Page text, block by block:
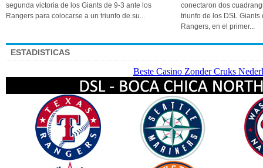
segunda victoria de los Giants de 9-3 ante los
Rangers para colocarse a un triunfo de su...
conectaron dos
triunfo de los DSL
Rangers, en el primer...
ESTADISTICAS